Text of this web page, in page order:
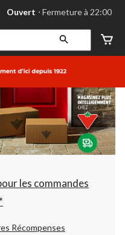
Ouvert ⋅ Fermeture à 22:00
les commandes
Récompenses